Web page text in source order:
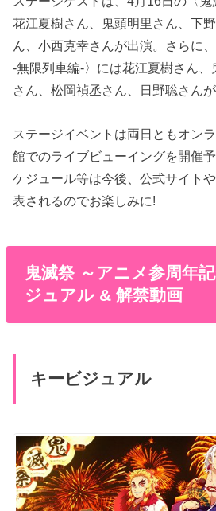
花江夏樹さん、鬼頭明里さん、下
ん、小西克幸さんが出演。さらに
-無限列車編-〉には花江夏樹さん
さん、松岡禎丞さん、日野聡さんが
ステージイベントは両日ともオン
館でのライブビューイングを開催
ケジュール等は今後、公式サイト
表されるのでお楽しみに!
鬼滅祭 ～アニメ参周年
ジュアル & 解禁動画
キービジュアル